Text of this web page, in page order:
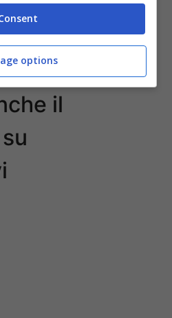
l’ultimo giorno di
il
options